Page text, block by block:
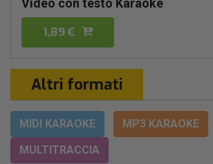
Video con testo Karaoke
1,89 €
Altri formati
MIDI KARAOKE
MP3 KARAOKE
MULTITRACCIA